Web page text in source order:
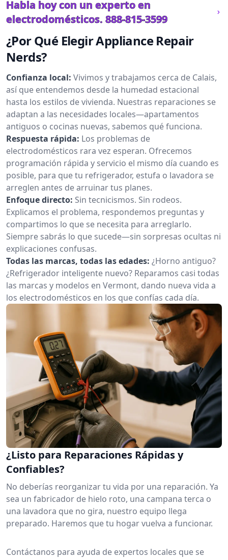
Habla hoy con un experto en
electrodomésticos. 888-815-3599
¿Por Qué Elegir Appliance Repair
Nerds?
Confianza local: Vivimos y trabajamos cerca de Calais,
así que entendemos desde la humedad estacional
hasta los estilos de vivienda. Nuestras reparaciones se
adaptan a las necesidades locales—apartamentos
antiguos o cocinas nuevas, sabemos qué funciona.
Respuesta rápida: Los problemas de
electrodomésticos rara vez esperan. Ofrecemos
programación rápida y servicio el mismo día cuando es
posible, para que tu refrigerador, estufa o lavadora se
arreglen antes de arruinar tus planes.
Enfoque directo: Sin tecnicismos. Sin rodeos.
Explicamos el problema, respondemos preguntas y
compartimos lo que se necesita para arreglarlo.
Siempre sabrás lo que sucede—sin sorpresas ocultas ni
explicaciones confusas.
Todas las marcas, todas las edades: ¿Horno antiguo?
¿Refrigerador inteligente nuevo? Reparamos casi todas
las marcas y modelos en Vermont, dando nueva vida a
los electrodomésticos en los que confías cada día.
¿Listo para Reparaciones Rápidas y
Confiables?
No deberías reorganizar tu vida por una reparación. Ya
sea un fabricador de hielo roto, una campana terca o
una lavadora que no gira, nuestro equipo llega
preparado. Haremos que tu hogar vuelva a funcionar.
Contáctanos para ayuda de expertos locales que se